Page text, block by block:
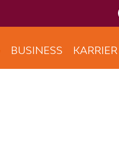
BUSINESS KARRIER